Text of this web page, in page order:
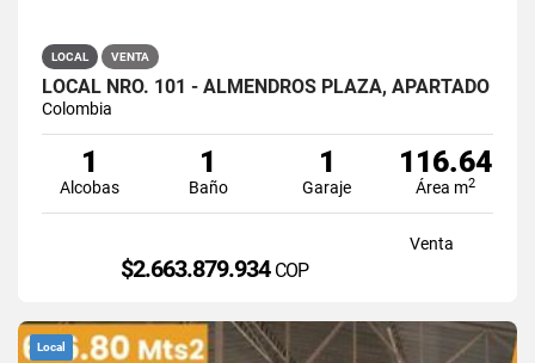
LOCAL VENTA
LOCAL NRO. 101 - ALMENDROS PLAZA, APARTADÓ
Colombia
1
Alcobas
1
Baño
1
Garaje
116.64
Área m2
Venta
$2.663.879.934 COP
Local